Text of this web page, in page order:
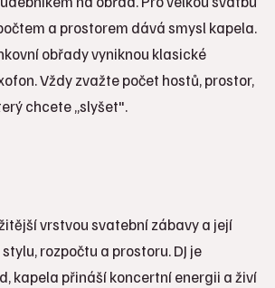
a prostorem dává smysl kapela.
obřady vyniknou klasické
Vždy zvažte počet hostů, prostor,
chcete „slyšet".
vrstvou svatební zábavy a její
rozpočtu a prostoru. DJ je
kapela přináší koncertní energii a živí